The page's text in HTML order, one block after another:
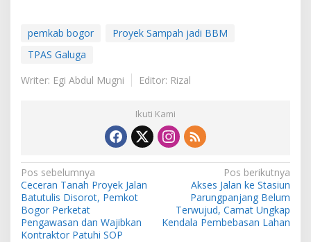
pemkab bogor
Proyek Sampah jadi BBM
TPAS Galuga
Writer: Egi Abdul Mugni
Editor: Rizal
Ikuti Kami
Navigasi
pos
Pos sebelumnya
Ceceran Tanah Proyek Jalan
Batutulis Disorot, Pemkot
Bogor Perketat
Pengawasan dan Wajibkan
Kontraktor Patuhi SOP
Pos berikutnya
Akses Jalan ke Stasiun
Parungpanjang Belum
Terwujud, Camat Ungkap
Kendala Pembebasan Lahan